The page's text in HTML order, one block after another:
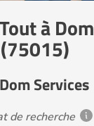
à Dom
Services
de recherche